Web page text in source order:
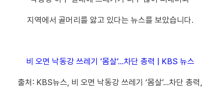
지역에서 골머리를 앓고 있다는 뉴스를 보았습니다.
비 오면 낙동강 쓰레기 ‘몸살’…차단 총력 | KBS 뉴스
출처: KBS뉴스, 비 오면 낙동강 쓰레기 ‘몸살’…차단 총력,